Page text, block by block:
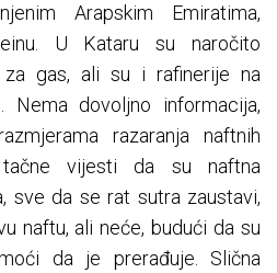
Arapskim Emiratima,
U Kataru su naročito
za gas, ali su i rafinerije na
Nema dovoljno informacija,
razaranja naftnih
vijesti da su naftna
sve da se rat sutra zaustavi,
naftu, ali neće, budući da su
da je prerađuje. Slična